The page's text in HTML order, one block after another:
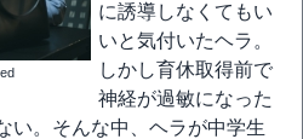
に誘導しなくてもい
いと気付いたヘラ。
しかし育休取得前で
神経が過敏になった
い。そんな中、ヘラが中学生